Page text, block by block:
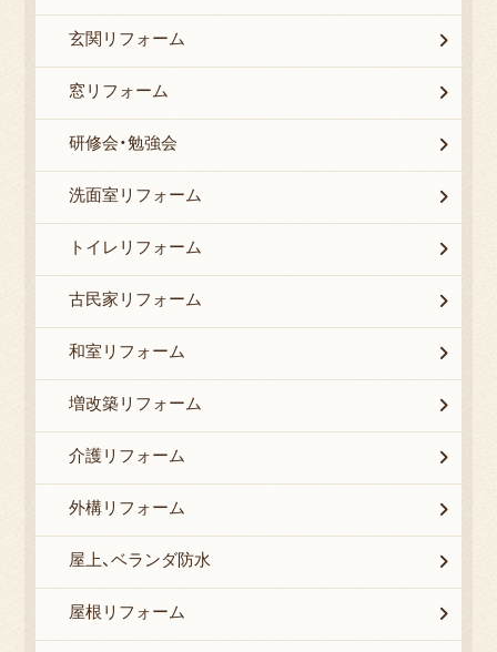
玄関リフォーム
窓リフォーム
研修会・勉強会
洗面室リフォーム
トイレリフォーム
古民家リフォーム
和室リフォーム
増改築リフォーム
介護リフォーム
外構リフォーム
屋上、ベランダ防水
屋根リフォーム